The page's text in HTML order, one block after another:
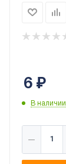
6₽
В наличии